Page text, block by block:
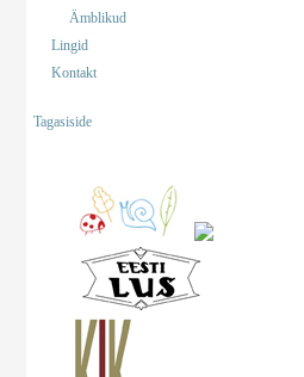
Ämblikud
Lingid
Kontakt
Tagasiside